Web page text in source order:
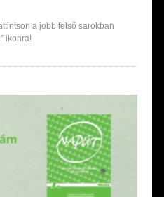
a jobb felső sarokban
ikonra!